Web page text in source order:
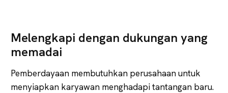
Melengkapi dengan dukungan yang
memadai
Pemberdayaan membutuhkan perusahaan untuk
menyiapkan karyawan menghadapi tantangan baru.